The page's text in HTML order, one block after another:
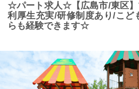
☆パート求人☆【広島市/東区】
利厚生充実/研修制度あり/こど
らも経験できます☆